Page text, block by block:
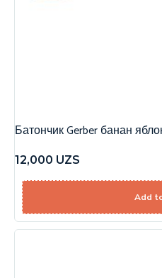
Батончик Gerber банан
12,000 UZS
Add